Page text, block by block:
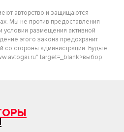
авторство и защищаются
Мы не против предоставления
условии размещения активной
этого закона предохранит
со стороны администрации. Будьте
target=_blank>выбор